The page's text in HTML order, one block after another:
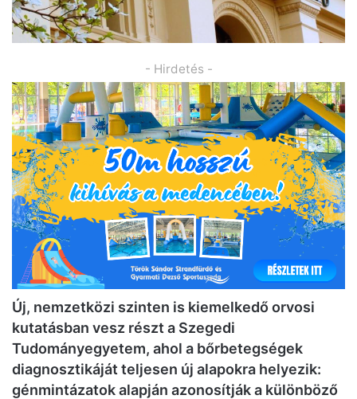
- Hirdetés -
Új, nemzetközi szinten is kiemelkedő orvosi
kutatásban vesz részt a Szegedi
Tudományegyetem, ahol a bőrbetegségek
diagnosztikáját teljesen új alapokra helyezik:
génmintázatok alapján azonosítják a különböző